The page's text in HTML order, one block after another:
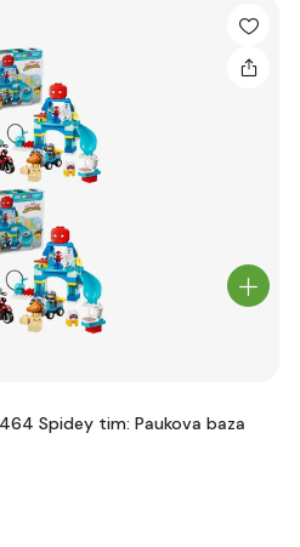
Spidey tim: Paukova baza